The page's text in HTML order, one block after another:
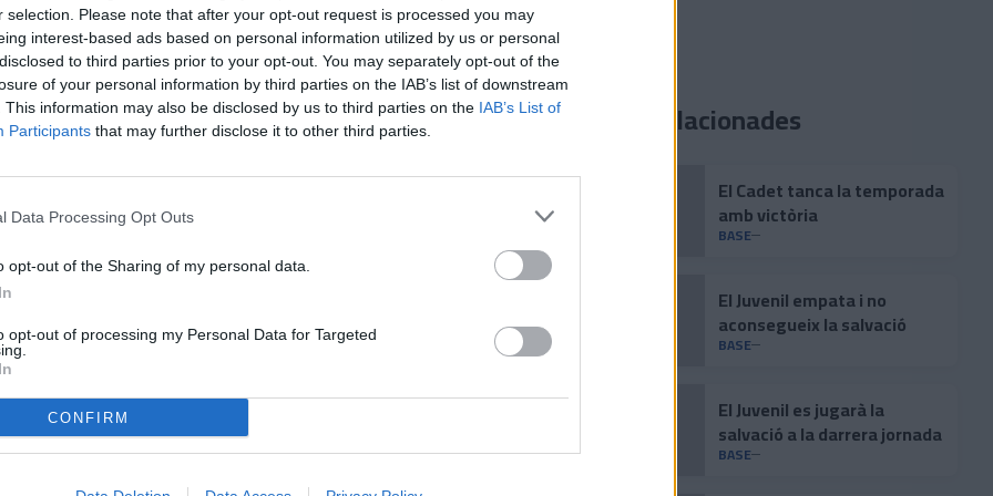
selection. Please note that after your opt-out request is processed you may
interest-based ads based on personal information utilized by us or personal
to third parties prior to your opt-out. You may separately opt-out of the
of your personal information by third parties on the IAB’s list of downstream
This information may also be disclosed by us to third parties on the IAB’s List of
Participants that may further disclose it to other third parties.
Data Processing Opt Outs
opt-out of the Sharing of my personal data.
opt-out of processing my Personal Data for Targeted
CONFIRM
de Segre en un partit boig que va tenir
van donar la volta a l'inici de la represa, els
vencent amb contundència en l'últim
deu ja perdia 2-0 i se li apareixien tots
els tricolors van veure com se'ls hi
i, al camp del cuer, l'Olímpic Artesa de
d'uns ajustaments al mig del camp, el
que el resultat no va semblar afectar els
encara en van tenir un parell més de
rematar al segon pal una centrada de Leo
Notícies relacionades
El Cadet tanca la temporada
amb victòria
BASE
El Juvenil empata i no
aconsegueix la salvació
BASE
El Juvenil es jugarà la
salvació a la darrera jornada
BASE